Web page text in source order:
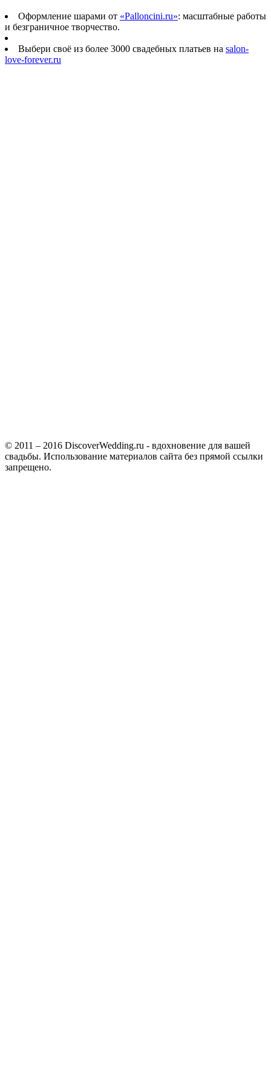
Оформление шарами от «Palloncini.ru»: масштабные работы
и безграничное творчество.
Выбери своё из более 3000 свадебных платьев на salon-
love-forever.ru
© 2011 – 2016 DiscoverWedding.ru - вдохновение для вашей
свадьбы. Использование материалов сайта без прямой ссылки
запрещено.